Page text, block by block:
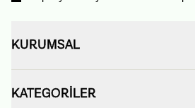
KURUMSAL
KATEGORİLER